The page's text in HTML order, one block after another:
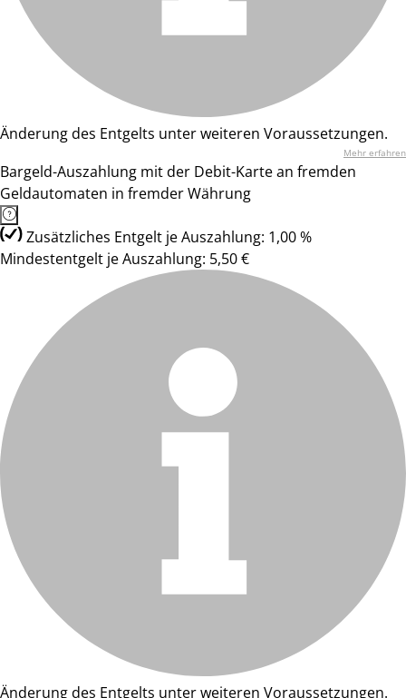
Änderung des Entgelts unter weiteren Voraussetzungen.
Mehr erfahren
Bargeld-Auszahlung mit der Debit-Karte an fremden
Geldautomaten in fremder Währung
Zusätzliches Entgelt je Auszahlung: 1,00 %
Mindestentgelt je Auszahlung: 5,50 €
Änderung des Entgelts unter weiteren Voraussetzungen.